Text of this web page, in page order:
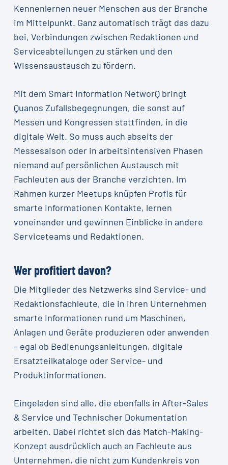
Kennenlernen neuer Menschen aus der Branche
im Mittelpunkt. Ganz automatisch trägt das dazu
bei, Verbindungen zwischen Redaktionen und
Serviceabteilungen zu stärken und den
Wissensaustausch zu fördern.
Mit dem Smart Information NetworQ bringt
Quanos Zufallsbegegnungen, die sonst auf
Messen und Kongressen stattfinden, in die
digitale Welt. So muss auch abseits der
Messesaison oder in arbeitsintensiven Phasen
niemand auf persönlichen Austausch mit
Fachleuten aus der Branche verzichten. Im
Rahmen kurzer Meetups knüpfen Profis für
smarte Informationen Kontakte, lernen
voneinander und gewinnen Einblicke in andere
Serviceteams und Redaktionen.
Wer profitiert davon?
Die Mitglieder des Netzwerks sind Service- und
Redaktionsfachleute, die in ihren Unternehmen
smarte Informationen rund um Maschinen,
Anlagen und Geräte produzieren oder anwenden
– egal ob Bedienungsanleitungen, digitale
Ersatzteilkataloge oder Service- und
Produktinformationen.
Eingeladen sind alle, die ebenfalls in After-Sales
& Service und Technischer Dokumentation
arbeiten. Dabei richtet sich das Match-Making-
Konzept ausdrücklich auch an Fachleute aus
Unternehmen, die nicht zum Kundenkreis von